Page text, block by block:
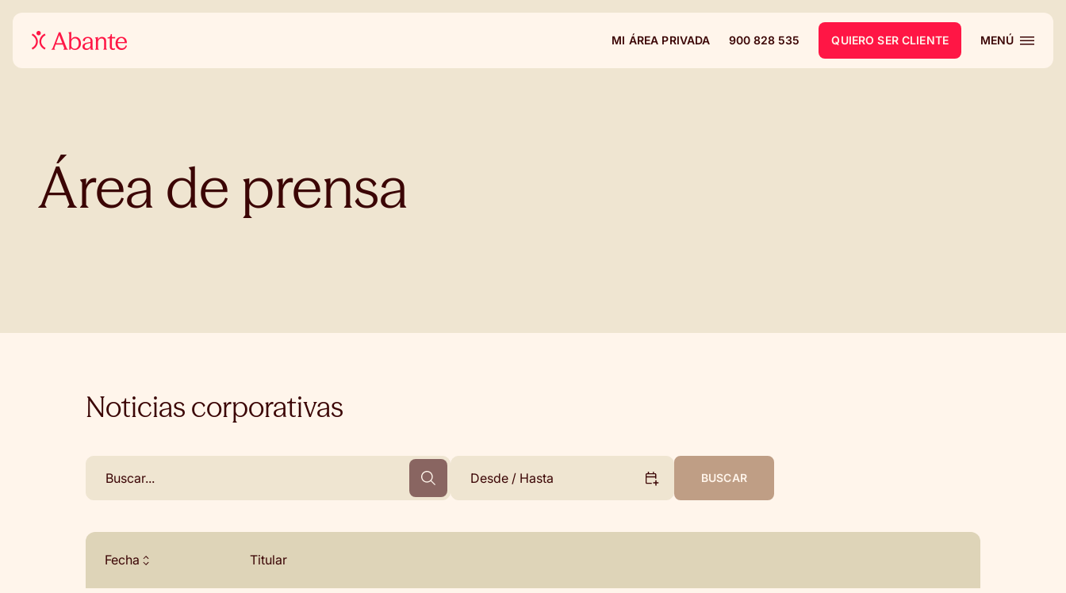
MI ÁREA PRIVADA 900 828 535 QUIERO SER CLIENTE MENÚ
Área de prensa
Noticias corporativas
Desde / Hasta BUSCAR
Fecha Titular